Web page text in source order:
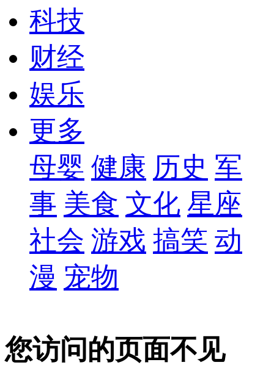
科技
财经
娱乐
更多
母婴 健康 历史 军
事 美食 文化 星座
社会 游戏 搞笑 动
漫 宠物
您访问的页面不见